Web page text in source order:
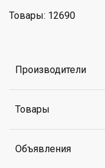
Товары: 12690
Производители
Товары
Объявления